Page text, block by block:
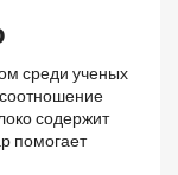
среди ученых
содержит
помогает